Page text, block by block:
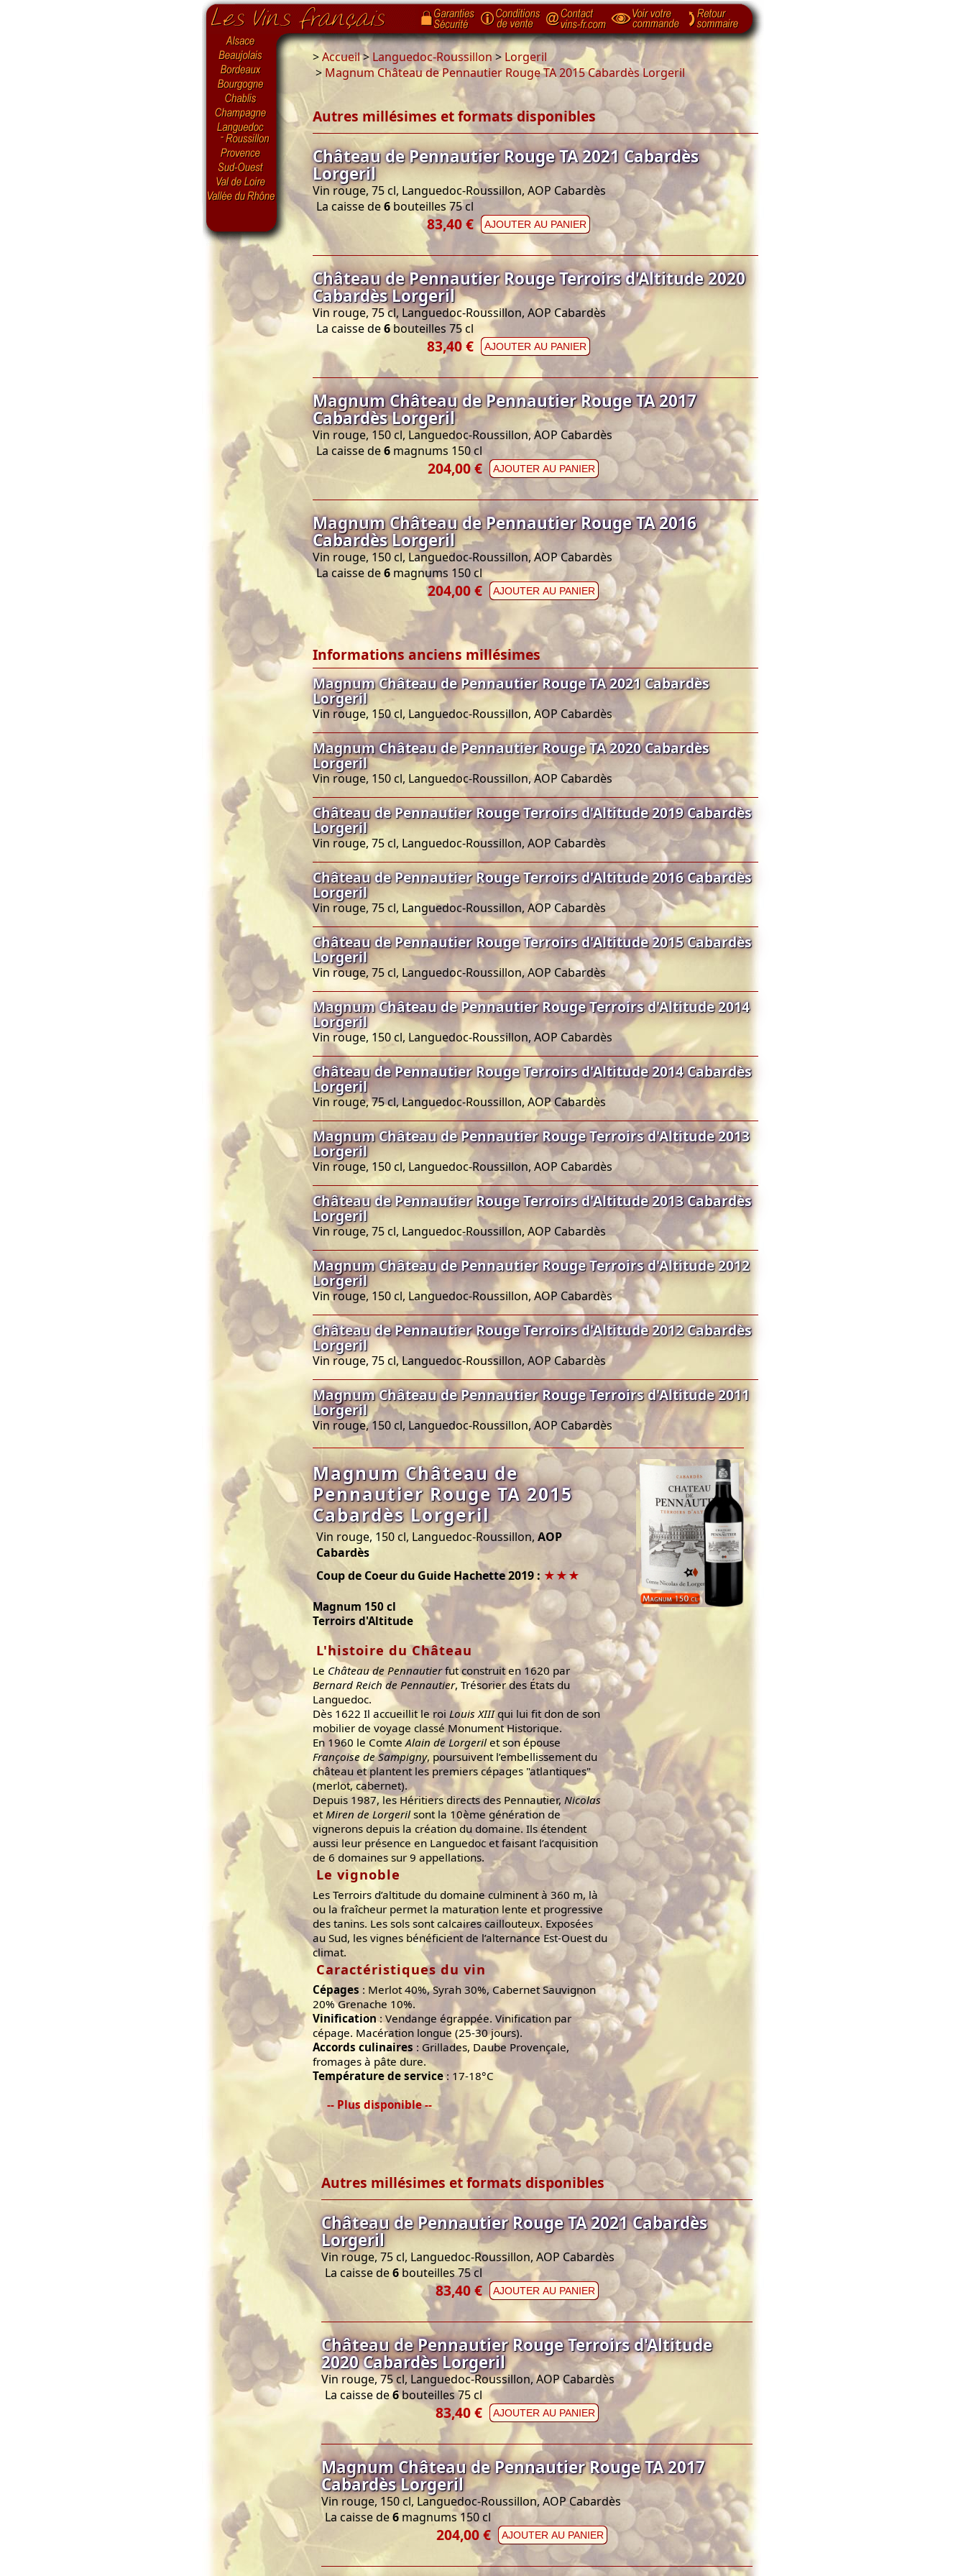
>Accueil>Languedoc-Roussillon> Lorgeril
> Magnum Château de Pennautier Rouge TA 2015 Cabardès Lorgeril
Autres millésimes et formats disponibles
Château de Pennautier Rouge TA 2021 Cabardès
Lorgeril
Vin rouge, 75 cl, Languedoc-Roussillon, AOP Cabardès
La caisse de6 bouteilles 75 cl
83,40 € AJOUTER AU PANIER
Château de Pennautier Rouge Terroirs d'Altitude 2020
Cabardès Lorgeril
Vin rouge, 75 cl, Languedoc-Roussillon, AOP Cabardès
La caisse de6bouteilles 75 cl
83,40 € AJOUTER AU PANIER
Magnum Château de Pennautier Rouge TA 2017
Cabardès Lorgeril
Vin rouge, 150 cl, Languedoc-Roussillon, AOP Cabardès
La caisse de6 magnums 150 cl
204,00 € AJOUTER AU PANIER
Magnum Château de Pennautier Rouge TA 2016
Cabardès Lorgeril
Vin rouge, 150 cl, Languedoc-Roussillon, AOP Cabardès
La caisse de6 magnums 150 cl
204,00 € AJOUTER AU PANIER
Informations anciens millésimes
Magnum Château de Pennautier Rouge TA 2021 Cabardès
Lorgeril
Vin rouge, 150 cl, Languedoc-Roussillon, AOP Cabardès
Magnum Château de Pennautier Rouge TA 2020 Cabardès
Lorgeril
Vin rouge, 150 cl, Languedoc-Roussillon, AOP Cabardès
Château de Pennautier Rouge Terroirs d'Altitude 2019 Cabardès
Lorgeril
Vin rouge, 75 cl, Languedoc-Roussillon, AOP Cabardès
Château de Pennautier Rouge Terroirs d'Altitude 2016 Cabardès
Lorgeril
Vin rouge, 75 cl, Languedoc-Roussillon, AOP Cabardès
Château de Pennautier Rouge Terroirs d'Altitude 2015 Cabardès
Lorgeril
Vin rouge, 75 cl, Languedoc-Roussillon, AOP Cabardès
Magnum Château de Pennautier Rouge Terroirs d'Altitude 2014
Lorgeril
Vin rouge, 150 cl, Languedoc-Roussillon, AOP Cabardès
Château de Pennautier Rouge Terroirs d'Altitude 2014 Cabardès
Lorgeril
Vin rouge, 75 cl, Languedoc-Roussillon, AOP Cabardès
Magnum Château de Pennautier Rouge Terroirs d'Altitude 2013
Lorgeril
Vin rouge, 150 cl, Languedoc-Roussillon, AOP Cabardès
Château de Pennautier Rouge Terroirs d'Altitude 2013 Cabardès
Lorgeril
Vin rouge, 75 cl, Languedoc-Roussillon, AOP Cabardès
Magnum Château de Pennautier Rouge Terroirs d'Altitude 2012
Lorgeril
Vin rouge, 150 cl, Languedoc-Roussillon, AOP Cabardès
Château de Pennautier Rouge Terroirs d'Altitude 2012 Cabardès
Lorgeril
Vin rouge, 75 cl, Languedoc-Roussillon, AOP Cabardès
Magnum Château de Pennautier Rouge Terroirs d'Altitude 2011
Lorgeril
Vin rouge, 150 cl, Languedoc-Roussillon, AOP Cabardès
Magnum Château de
Pennautier Rouge TA 2015
Cabardès Lorgeril
Vin rouge, 150 cl, Languedoc-Roussillon, AOP
Cabardès
Coup de Coeur du Guide Hachette 2019 : ★★★
Magnum 150 cl
Terroirs d'Altitude
L'histoire du Château
Le Château de Pennautierfut construit en 1620 par
Bernard Reich de Pennautier, Trésorier des États du
Languedoc.
Dès 1622 Il accueillit le roi Louis XIIIqui lui fit don de son
mobilier de voyage classé Monument Historique.
En 1960 le ComteAlain de Lorgeril et son épouse
Françoise de Sampigny, poursuivent l’embellissement du
château et plantent les premiers cépages "atlantiques"
(merlot, cabernet).
Depuis 1987, les Héritiers directs des Pennautier, Nicolas
etMiren de Lorgerilsont la 10ème génération de
vignerons depuis la création du domaine. Ils étendent
aussi leur présence en Languedoc et faisant l’acquisition
de 6 domaines sur 9 appellations.
Le vignoble
Les Terroirs d’altitude du domaine culminent à 360 m, là
ou la fraîcheur permet la maturation lente et progressive
des tanins. Les sols sont calcaires caillouteux. Exposées
au Sud, les vignes bénéficient de l’alternance Est-Ouest du
climat.
Caractéristiques du vin
Cépages : Merlot 40%, Syrah 30%, Cabernet Sauvignon
20% Grenache 10%.
Vinification: Vendange égrappée. Vinification par
cépage. Macération longue (25-30 jours).
Accords culinaires : Grillades, Daube Provençale,
fromages à pâte dure.
Température de service: 17-18°C
-- Plus disponible --
Autres millésimes et formats disponibles
Château de Pennautier Rouge TA 2021 Cabardès
Lorgeril
Vin rouge, 75 cl, Languedoc-Roussillon, AOP Cabardès
La caisse de6 bouteilles 75 cl
83,40 € AJOUTER AU PANIER
Château de Pennautier Rouge Terroirs d'Altitude
2020 Cabardès Lorgeril
Vin rouge, 75 cl, Languedoc-Roussillon, AOP Cabardès
La caisse de6bouteilles 75 cl
83,40 € AJOUTER AU PANIER
Magnum Château de Pennautier Rouge TA 2017
Cabardès Lorgeril
Vin rouge, 150 cl, Languedoc-Roussillon, AOP Cabardès
La caisse de6 magnums 150 cl
204,00 € AJOUTER AU PANIER